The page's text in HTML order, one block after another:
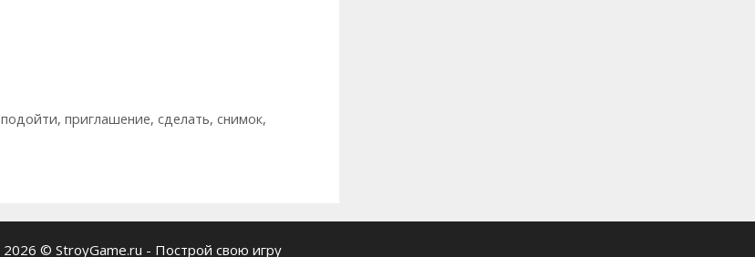
подойти, приглашение, сделать, снимок,
2026 © StroyGame.ru - Построй свою игру